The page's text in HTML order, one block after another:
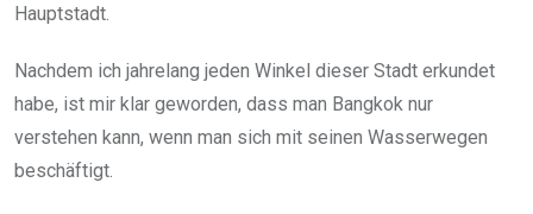
Hauptstadt.
Nachdem ich jahrelang jeden Winkel dieser Stadt erkundet
habe, ist mir klar geworden, dass man Bangkok nur
verstehen kann, wenn man sich mit seinen Wasserwegen
beschäftigt.